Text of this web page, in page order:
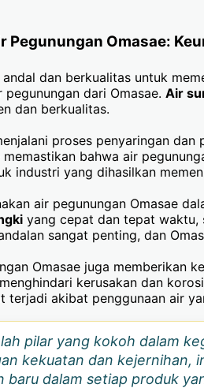
Pegunungan Omasae:
dan berkualitas untuk
dari Omasae. Air
dan berkualitas.
proses penyaringan
bahwa air
industri yang dihasilkan
air pegunungan Omasae
yang cepat dan tepat waktu,
sangat penting, dan
Omasae juga memberikan
kerusakan dan
terjadi akibat penggunaan air
pilar yang kokoh dalam
kekuatan dan kejernihan,
baru dalam setiap produk